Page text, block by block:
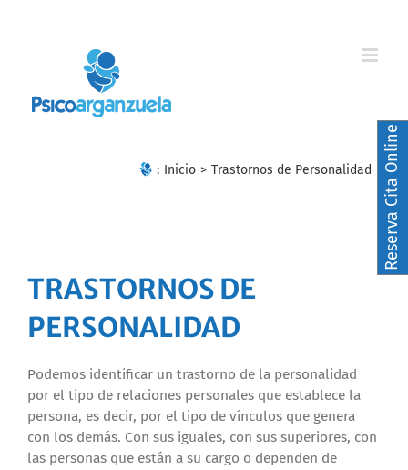
: Inicio > Trastornos de Personalidad
TRASTORNOS DE
PERSONALIDAD
Podemos identificar un trastorno de la personalidad
por el tipo de relaciones personales que establece la
persona, es decir, por el tipo de vínculos que genera
con los demás. Con sus iguales, con sus superiores, con
las personas que están a su cargo o dependen de
Reserva Cita Online